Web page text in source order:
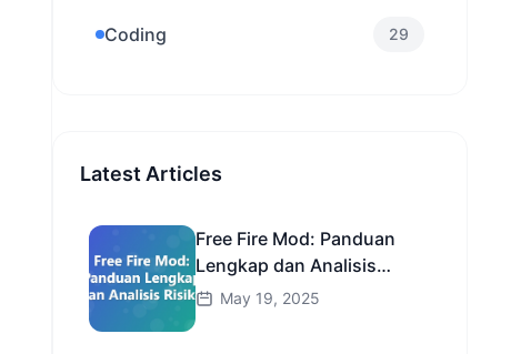
Coding 29
Latest Articles
Free Fire Mod: Panduan
Lengkap dan Analisis
RisikoMay 19, 2025